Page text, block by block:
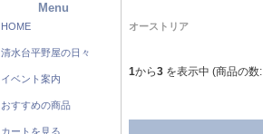
Menu
HOME
清水台平野屋の日々
イベント案内
おすすめの商品
カートを見る
オーストリア
1から3 を表示中 (商品の数: